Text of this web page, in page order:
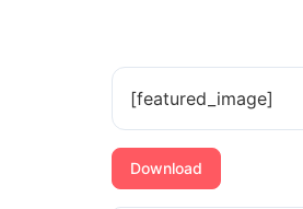
[featured_image]
Download